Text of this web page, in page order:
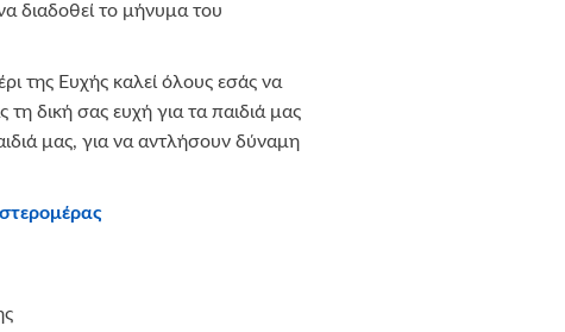
διαδοθεί το μήνυμα του
της Ευχής καλεί όλους εσάς να
δική σας ευχή για τα παιδιά μας
μας, για να αντλήσουν δύναμη